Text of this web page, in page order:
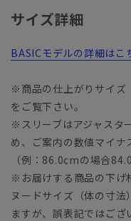
サイズ詳細
BASICモデルの詳細はこ
※商品の仕上がりサイズ
をご覧下さい。
※スリーブはアジャスタ
め、ご案内の数値マイナ
（例：86.0cmの場合
※お届けする商品の下げ
ヌードサイズ（体の寸
ますが、誤表記ではござ